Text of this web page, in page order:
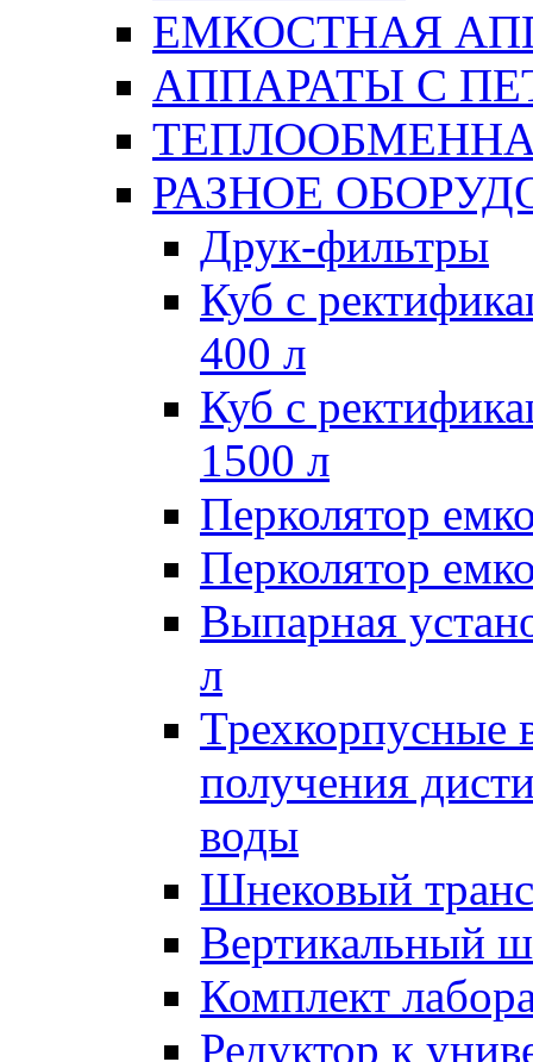
ЕМКОСТНАЯ
АППАРАТЫ С
РАЗНОЕ
Друк-фильтры
Куб с
400 л
Куб с
1500 л
Перколятор
Перколятор
Выпарная
л
Трехкорпусные
получения
воды
Шнековый
Вертикальный
Комплект
Редуктор к